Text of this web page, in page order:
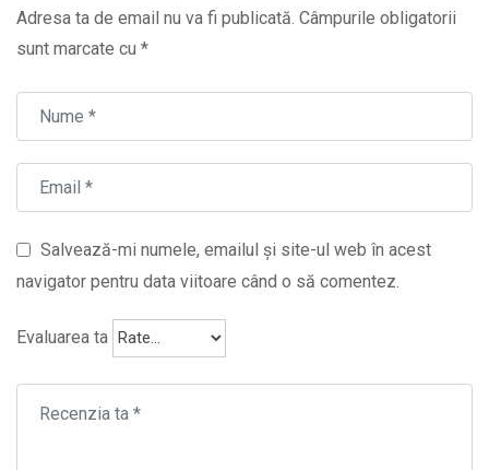
Adresa ta de email nu va fi publicată. Câmpurile obligatorii
sunt marcate cu *
Salvează-mi numele, emailul și site-ul web în acest
navigator pentru data viitoare când o să comentez.
Evaluarea ta